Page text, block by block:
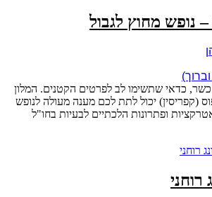
נופש מחוץ לגבול
כדאי שתשימו לב לפרטים הקטנים. המלון
(קפריסין) יכול לתת לכם מענה מעולה לנופש
ופתרונות הלכתיים לבעיות בחו"ל
רוחני